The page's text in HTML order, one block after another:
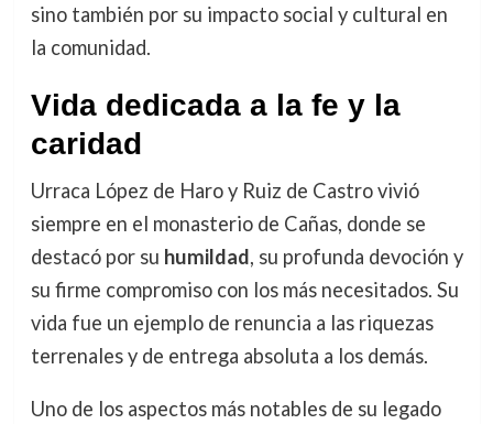
sino también por su impacto social y cultural en
la comunidad.
Vida dedicada a la fe y la
caridad
Urraca López de Haro y Ruiz de Castro vivió
siempre en el monasterio de Cañas, donde se
destacó por su humildad, su profunda devoción y
su firme compromiso con los más necesitados. Su
vida fue un ejemplo de renuncia a las riquezas
terrenales y de entrega absoluta a los demás.
Uno de los aspectos más notables de su legado